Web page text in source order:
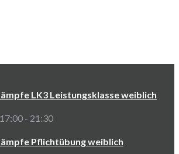
LK3 Leistungsklasse weiblich
- 21:30
Pflichtübung weiblich